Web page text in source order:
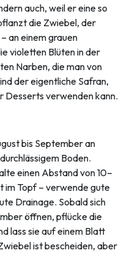
auch, weil er eine so
die Zwiebel, der
an einem grauen
violetten Blüten in der
Narben, die man von
der eigentliche Safran,
Desserts verwenden kann.
bis September an
Boden.
einen Abstand von 10–
im Topf – verwende gute
Drainage. Sobald sich
öffnen, pflücke die
lass sie auf einem Blatt
ist bescheiden, aber